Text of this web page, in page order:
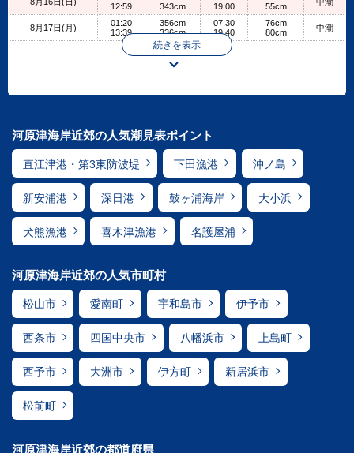
12:59
343cm
19:00
55cm
8月17日(月)
01:20
13:39
356cm
336cm
07:30
19:40
76cm
80cm
中潮
続きを表示
河原津海岸近郊の人気潮見表ポイント
直江津港・第3東防波堤 下田漁港 沖ノ島
新安浦港 深日港 鼓ヶ浦海岸 大小浜
犬熊漁港 喜木津漁港 名護屋浦
河原津海岸近郊の人気市町村
松山市 愛南町 宇和島市 伊予市
西条市 四国中央市 八幡浜市 上島町
西予市 大洲市 伊方町 新居浜市
松前町
河原津海岸近郊の都道府県